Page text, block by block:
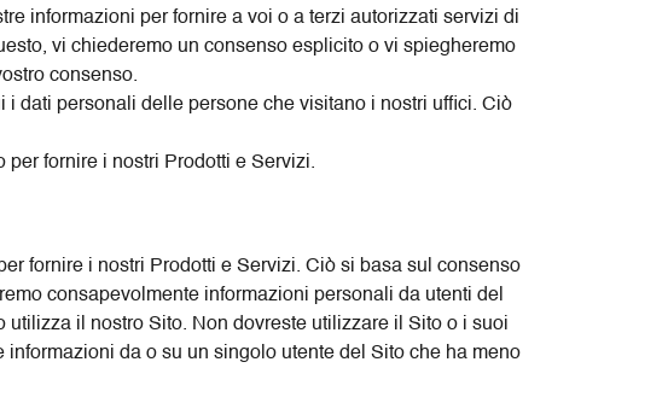
informazioni per fornire a voi o a terzi autorizzati servizi di
vi chiederemo un consenso esplicito o vi spiegheremo
consenso.
i dati personali delle persone che visitano i nostri uffici. Ciò
fornire i nostri Prodotti e Servizi.
fornire i nostri Prodotti e Servizi. Ciò si basa sul consenso
consapevolmente informazioni personali da utenti del
il nostro Sito. Non dovreste utilizzare il Sito o i suoi
da o su un singolo utente del Sito che ha meno